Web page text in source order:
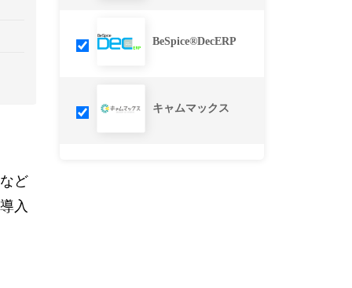
ど
入
BeSpice®DecERP
キャムマックス